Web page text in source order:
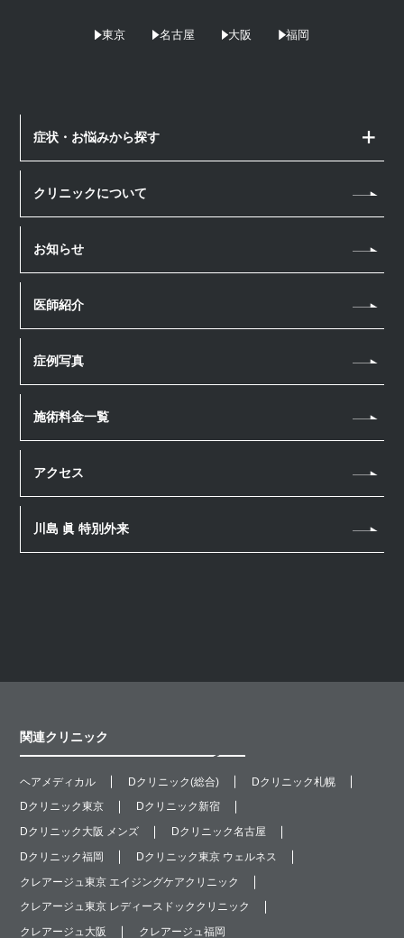
症状・お悩みから探す
しみ・そばかす
シワ
たるみ
肌質改善
毛穴
若返り・アンチエイジング
体のお悩み
若返り・アンチエイジング
医療瘦身
薄毛治療
幹細胞上清液 頭皮注射
ヘアアートメイク
医療脱毛
医療脱毛
クリニックについて
お知らせ
医師紹介
症例写真
施術料金一覧
アクセス
川島 眞 特別外来
東京 名古屋 大阪 福岡
関連クリニック
ヘアメディカル Dクリニック(総合)
Dクリニック札幌
Dクリニック東京
Dクリニック新宿
Dクリニック大阪 メンズ
Dクリニック名古屋
Dクリニック福岡
Dクリニック東京 ウェルネス
クレアージュ東京 エイジングケアクリニック
クレアージュ東京 レディースドッククリニック
クレアージュ大阪
クレアージュ福岡